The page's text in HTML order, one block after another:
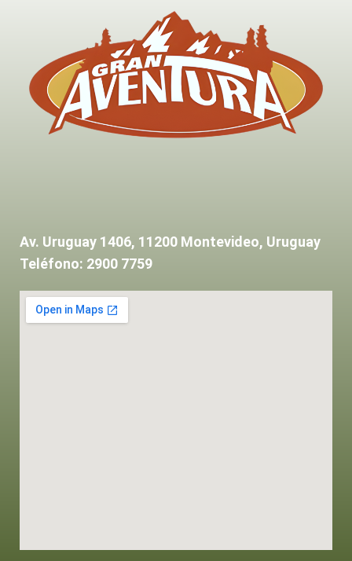
Av. Uruguay 1406, 11200 Montevideo, Uruguay
Teléfono: 2900 7759